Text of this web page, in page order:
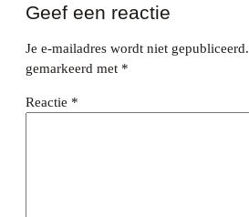
Geef een reactie
Je e-mailadres wordt niet gepubliceerd.
gemarkeerd met *
Reactie *